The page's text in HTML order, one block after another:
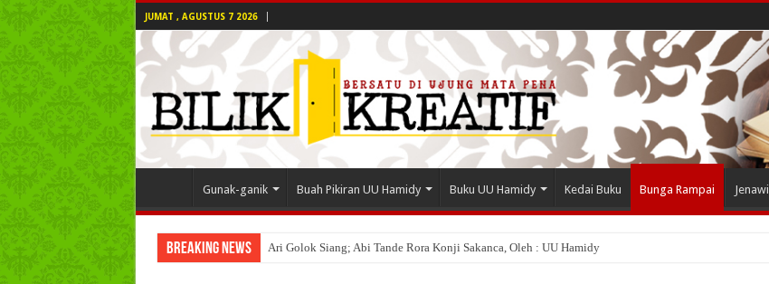
JUMAT , AGUSTUS 7 2026
Gunak-ganik Buah Pikiran UU Hamidy Buku UU Hamidy Kedai Buku Bunga Rampai Jenawi
Breaking News Ari Golok Siang; Abi Tande Rora Konji Sakanca, Oleh : UU Hamidy